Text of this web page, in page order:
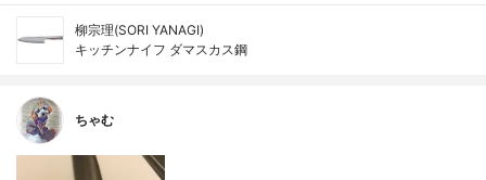
柳宗理(SORI YANAGI)
キッチンナイフ ダマスカス鋼
ちゃむ